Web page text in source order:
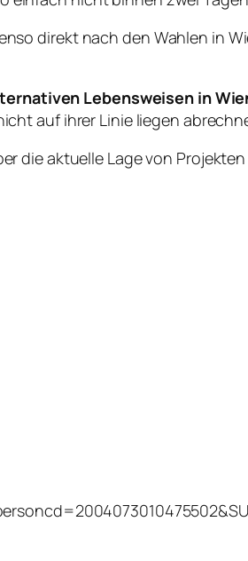
direkt nach den Wahlen in
Lebensweisen in
auf ihrer Linie liegen
die aktuelle Lage von